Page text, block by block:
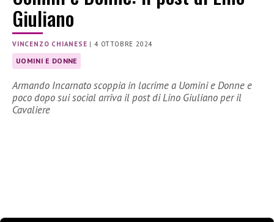
Giuliano
VINCENZO CHIANESE |4 OTTOBRE 2024
UOMINI E DONNE
Armando Incarnato scoppia in lacrime a Uomini e Donne e
poco dopo sui social arriva il post di Lino Giuliano per il
Cavaliere